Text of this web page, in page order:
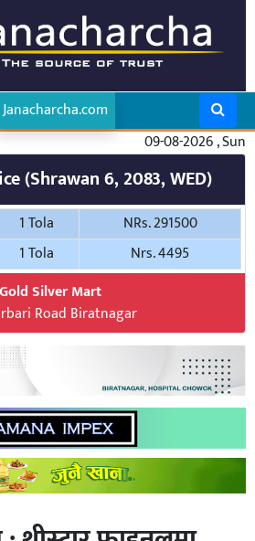
Janacharcha.com
09-08-2026 , Sun
(Shrawan 6, 2083, WED)
1 Tola
NRs. 291500
1 Tola
Nrs. 4495
Gold Silver Mart
Road Biratnagar